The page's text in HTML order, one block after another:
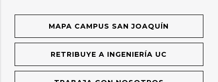
MAPA CAMPUS SAN JOAQUÍN
RETRIBUYE A INGENIERÍA UC